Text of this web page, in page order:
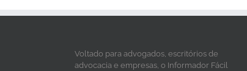
Voltado para advogados, escritórios de
advocacia e empresas, o Informador Fácil